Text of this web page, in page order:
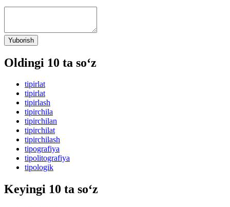
Yuborish
Oldingi 10 ta so‘z
tipirlat
tipirlat
tipirlash
tipirchila
tipirchilan
tipirchilat
tipirchilash
tipografiya
tipolitografiya
tipologik
Keyingi 10 ta so‘z